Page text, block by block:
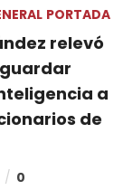
PORTADA
relevó
a
de
0